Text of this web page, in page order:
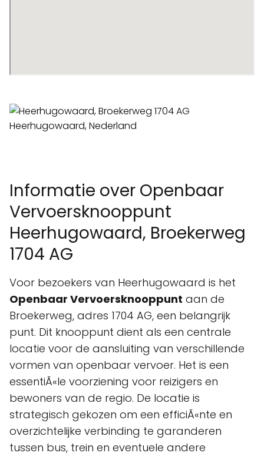
Informatie over Openbaar
Vervoersknooppunt
Heerhugowaard, Broekerweg
1704 AG
Voor bezoekers van Heerhugowaard is het
Openbaar Vervoersknooppunt aan de
Broekerweg, adres 1704 AG, een belangrijk
punt. Dit knooppunt dient als een centrale
locatie voor de aansluiting van verschillende
vormen van openbaar vervoer. Het is een
essentiÃ«le voorziening voor reizigers en
bewoners van de regio. De locatie is
strategisch gekozen om een efficiÃ«nte en
overzichtelijke verbinding te garanderen
tussen bus, trein en eventuele andere